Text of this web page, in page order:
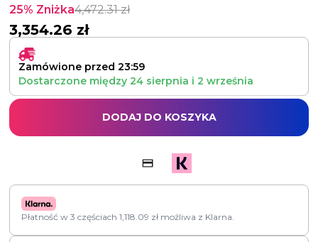
25% Zniżka4,472.31zł
3,354.26 zł
Zamówione przed 23:59
Dostarczone między 24 sierpnia i 2 września
DODAJ DO KOSZYKA
Płatność w 3 częściach 1,118.09 zł możliwa z Klarna.